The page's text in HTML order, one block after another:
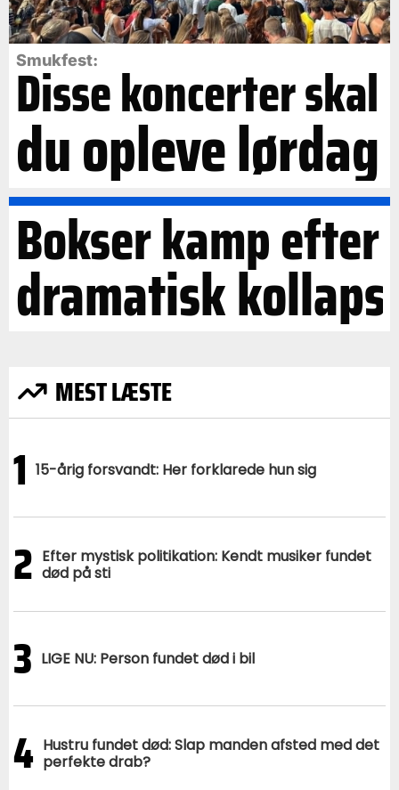
Smukfest:
Disse koncerter skal
du opleve lørdag
Bokser kamp efter
dramatisk kollaps
MEST LÆSTE
1 15-årig forsvandt: Her forklarede hun sig
2 Efter mystisk politikation: Kendt musiker fundet
død på sti
3 LIGE NU: Person fundet død i bil
4 Hustru fundet død: Slap manden afsted med det
perfekte drab?